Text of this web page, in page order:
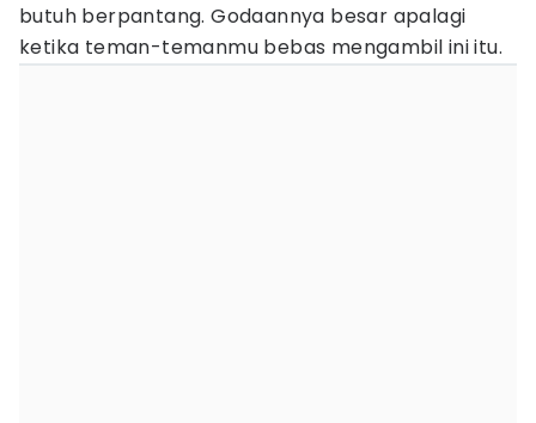
butuh berpantang. Godaannya besar apalagi
ketika teman-temanmu bebas mengambil ini itu.